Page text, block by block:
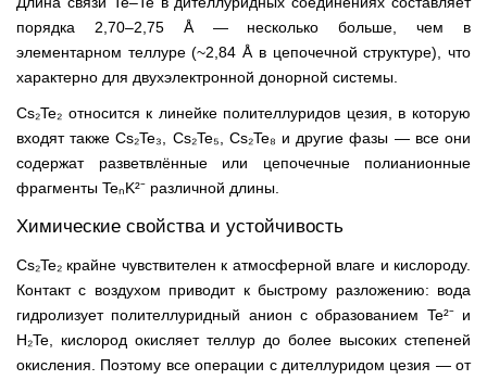
порядка 2,70–2,75 Å — несколько больше, чем в
элементарном теллуре (~2,84 Å в цепочечной структуре), что
характерно для двухэлектронной донорной системы.
Cs₂Te₂ относится к линейке полителлуридов цезия, в которую
входят также Cs₂Te₃, Cs₂Te₅, Cs₂Te₈ и другие фазы — все они
содержат разветвлённые или цепочечные полианионные
фрагменты TeₙK²⁻ различной длины.
Химические свойства и устойчивость
Cs₂Te₂ крайне чувствителен к атмосферной влаге и кислороду.
Контакт с воздухом приводит к быстрому разложению: вода
гидролизует полителлуридный анион с образованием Te²⁻ и
H₂Te, кислород окисляет теллур до более высоких степеней
окисления. Поэтому все операции с дителлуридом цезия — от